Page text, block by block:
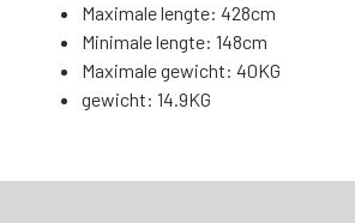
Maximale lengte: 428cm
Minimale lengte: 148cm
Maximale gewicht: 40KG
gewicht: 14.9KG